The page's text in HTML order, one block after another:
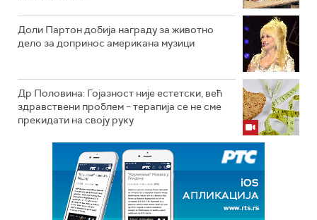
Доли Партон добија награду за животно
дело за допринос американа музици
Др Половина: Гојазност није естетски, већ
здравствени проблем – терапија се не сме
прекидати на своју руку